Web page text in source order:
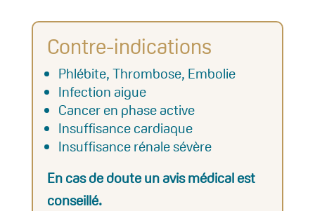
Contre-indications
Phlébite, Thrombose, Embolie
Infection aigue
Cancer en phase active
Insuffisance cardiaque
Insuffisance rénale sévère
En cas de doute un avis médical est
conseillé.